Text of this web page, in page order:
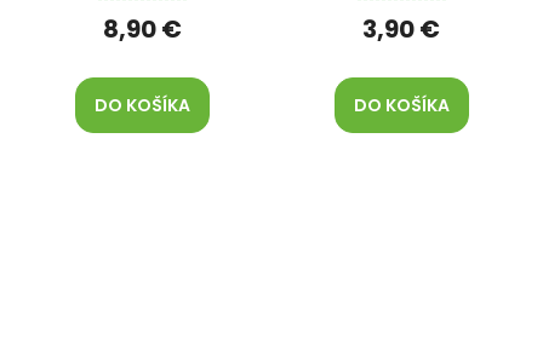
8,90 €
DO KOŠÍKA
3,90 €
DO KOŠÍKA